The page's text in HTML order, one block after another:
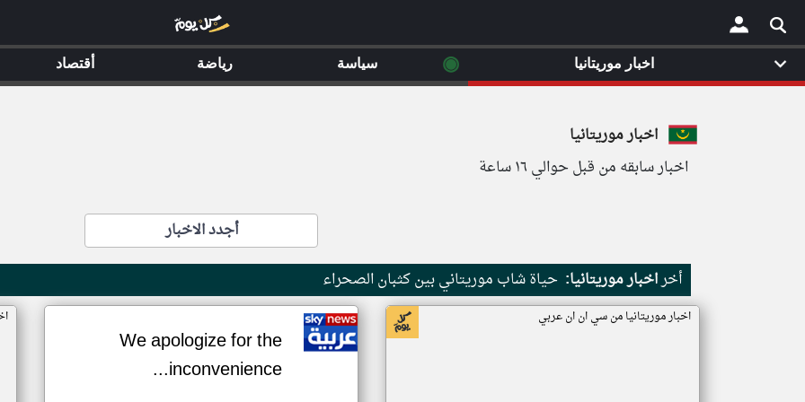
×
اخبار موريتانيا
اخبار سابقه من قبل حوالي ١٦ ساعة
أجدد الاخبار
أخراخبار موريتانيا: حياة شاب موريتاني بين كثبان الصحراء
اخبار موريتانيا من سي ان ان عربي
We apologize for the
inconvenience...
اخبار موريتانيا ◉ سياسة رياضة أقتصاد